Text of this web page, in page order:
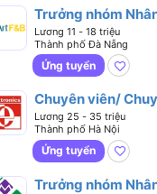
Trưởng nhóm
Lương 11 - 18 triệu
Thành phố Đà Nẵng
Ứng tuyển
Chuyên viên/
viên Cao cấp Pháp
Lương 25 - 35 triệu
Thành phố Hà Nội
Ứng tuyển
Trưởng nhóm